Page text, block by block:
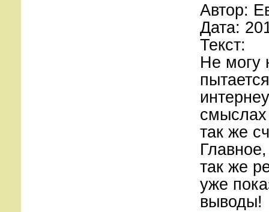
Автор:
Дата:
Текст:
Не могу
так же
так же
уже
выводы!